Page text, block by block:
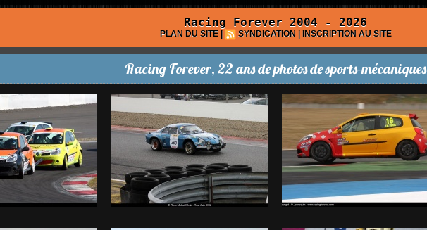
Racing Forever 2004 - 2026
PLAN DU SITE | SYNDICATION | INSCRIPTION AU SITE
Racing Forever, 22 ans de photos de sports-mécaniques